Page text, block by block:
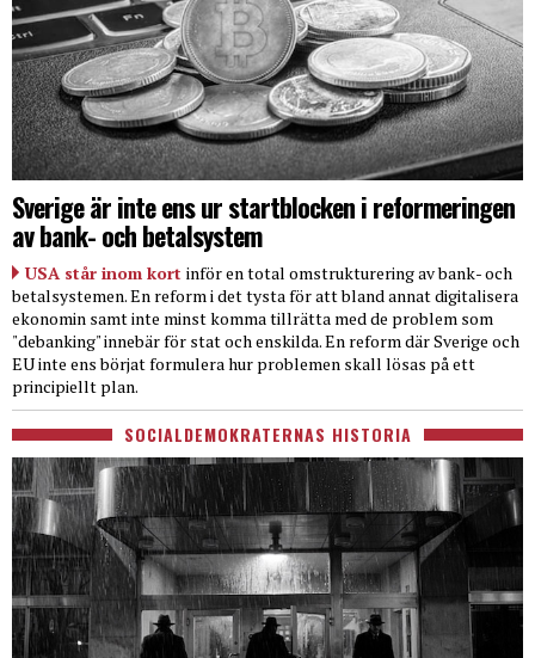
Sverige är inte ens ur startblocken i reformeringen
av bank- och betalsystem
USA står inom kort inför en total omstrukturering av bank- och
betalsystemen. En reform i det tysta för att bland annat digitalisera
ekonomin samt inte minst komma tillrätta med de problem som
"debanking" innebär för stat och enskilda. En reform där Sverige och
EU inte ens börjat formulera hur problemen skall lösas på ett
principiellt plan.
SOCIALDEMOKRATERNAS HISTORIA